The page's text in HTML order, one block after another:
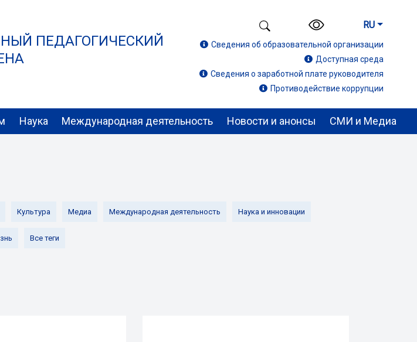
ПЕДАГОГИЧЕСКИЙ
RU
Сведения об образовательной организации
Доступная среда
Сведения о заработной плате руководителя
Противодействие коррупции
Наука Международная деятельность Новости и анонсы СМИ и Медиа
Культура Медиа Международная деятельность Наука и инновации
Все теги